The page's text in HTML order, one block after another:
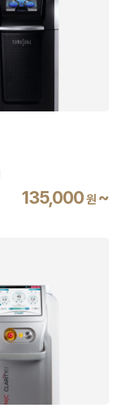
135,000 원 ~